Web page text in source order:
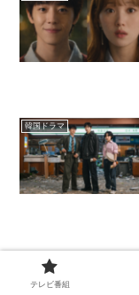
韓国ドラマ
テレビ番組